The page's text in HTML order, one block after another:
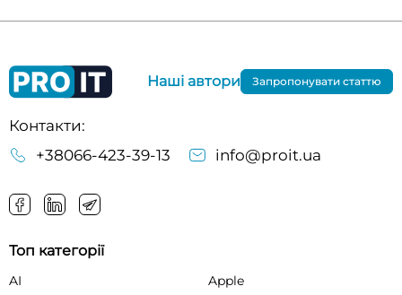
Контакти:
+38066-423-39-13
info@proit.ua
Наші автори Запропонувати статтю
Топ категорії
AI
Apple